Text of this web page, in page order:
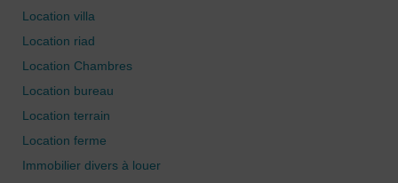
Location villa
Location riad
Location Chambres
Location bureau
Location terrain
Location ferme
Immobilier divers à louer